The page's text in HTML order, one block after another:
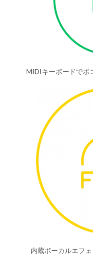
MIDIキーボードでボ
内蔵ボーカルエフ